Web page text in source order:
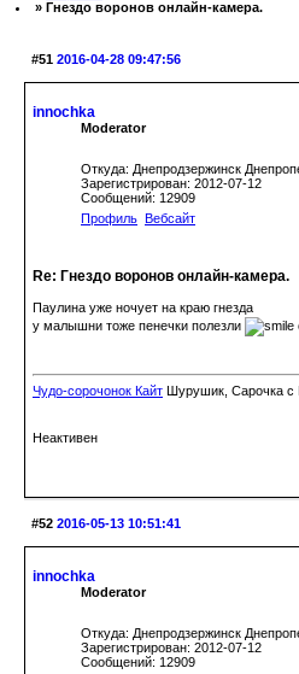
» Гнездо воронов онлайн-камера.
#51 2016-04-28 09:47:56
innochka
Moderator
Откуда: Днепродзержинск
Зарегистрирован: 2012-07-12
Сообщений: 12909
Профиль Вебсайт
Re: Гнездо воронов онлайн-камера.
Паулина уже ночует на краю гнезда
у малышни тоже пенечки полезли
Чудо-сорочонок Кайт Шурушик, Сарочка с
Неактивен
#52 2016-05-13 10:51:41
innochka
Moderator
Откуда: Днепродзержинск
Зарегистрирован: 2012-07-12
Сообщений: 12909